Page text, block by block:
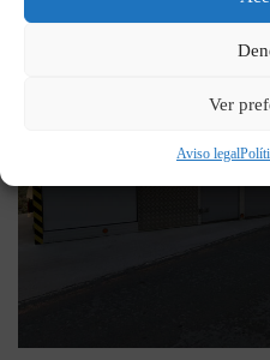
Ver
Aviso legal